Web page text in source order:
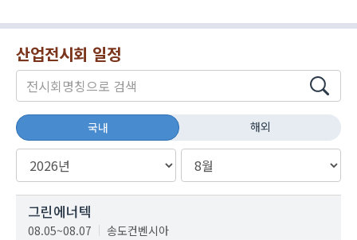
산업전시회 일정
국내 해외
그린에너텍
08.05~08.07 송도컨벤시아